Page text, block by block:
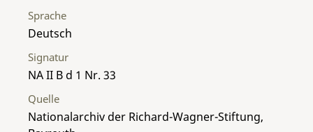
Sprache
Deutsch
Signatur
NA II B d 1 Nr. 33
Quelle
Nationalarchiv der Richard-Wagner-Stiftung,